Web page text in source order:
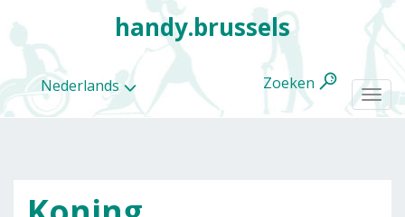
Nederlands
handy.brussels
Zoeken
Alle